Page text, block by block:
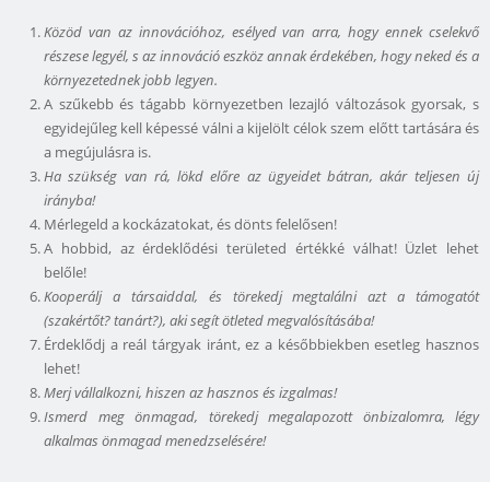
Közöd van az innovációhoz, esélyed van arra, hogy ennek cselekvő
részese legyél, s az innováció eszköz annak érdekében, hogy neked és a
környezetednek jobb legyen.
A szűkebb és tágabb környezetben lezajló változások gyorsak, s
egyidejűleg kell képessé válni a kijelölt célok szem előtt tartására és
a megújulásra is.
Ha szükség van rá, lökd előre az ügyeidet bátran, akár teljesen új
irányba!
Mérlegeld a kockázatokat, és dönts felelősen!
A hobbid, az érdeklődési területed értékké válhat! Üzlet lehet
belőle!
Kooperálj a társaiddal, és törekedj megtalálni azt a támogatót
(szakértőt? tanárt?), aki segít ötleted megvalósításába!
Érdeklődj a reál tárgyak iránt, ez a későbbiekben esetleg hasznos
lehet!
Merj vállalkozni, hiszen az hasznos és izgalmas!
Ismerd meg önmagad, törekedj megalapozott önbizalomra, légy
alkalmas önmagad menedzselésére!